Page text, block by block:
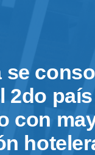
se
2do país
con